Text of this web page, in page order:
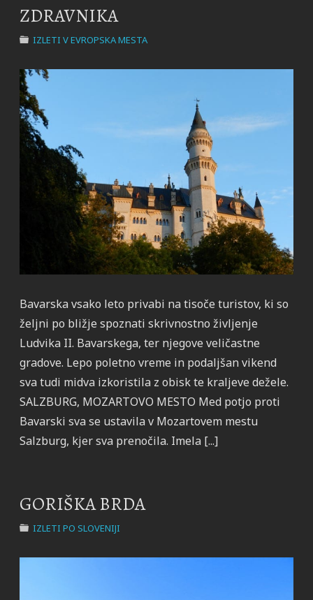
ZDRAVNIKA
IZLETI V EVROPSKA MESTA
Bavarska vsako leto privabi na tisoče turistov, ki so
željni po bližje spoznati skrivnostno življenje
Ludvika II. Bavarskega, ter njegove veličastne
gradove. Lepo poletno vreme in podaljšan vikend
sva tudi midva izkoristila z obisk te kraljeve dežele.
SALZBURG, MOZARTOVO MESTO Med potjo proti
Bavarski sva se ustavila v Mozartovem mestu
Salzburg, kjer sva prenočila. Imela [...]
GORIŠKA BRDA
IZLETI PO SLOVENIJI